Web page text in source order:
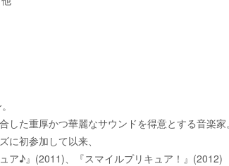
た重厚かつ華麗なサウンドを得意とする音楽家。
に初参加して以来、
ア♪』(2011)、『スマイルプリキュア！』(2012)